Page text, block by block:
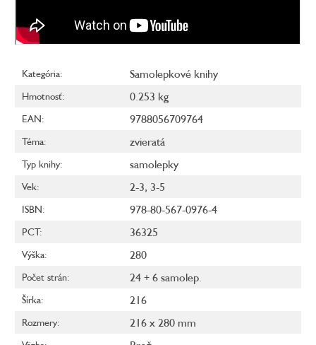
Kategória: Samolepkové knihy
Hmotnosť: 0.253 kg
EAN: 9788056709764
Téma: zvieratá
Typ knihy: samolepky
Vek: 2-3, 3-5
ISBN: 978-80-567-0976-4
PCT: 36325
Výška: 280
Počet strán: 24 + 6 samolep.
Šírka: 216
Rozmery: 216 x 280 mm